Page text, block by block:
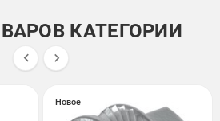
КАТЕГОРИИ
 
Новое